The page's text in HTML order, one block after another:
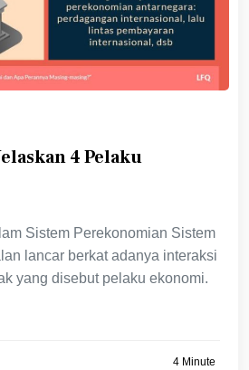
4 Pelaku
Sistem Perekonomian Sistem
lancar berkat adanya interaksi
yang disebut pelaku ekonomi.
4 Minute